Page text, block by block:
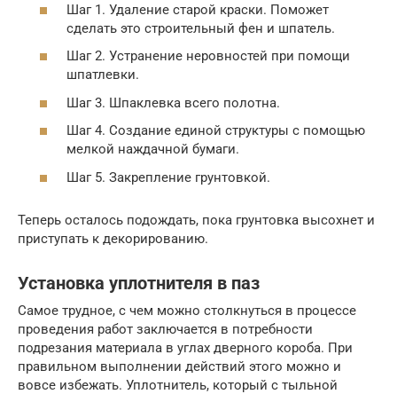
Шаг 1. Удаление старой краски. Поможет
сделать это строительный фен и шпатель.
Шаг 2. Устранение неровностей при помощи
шпатлевки.
Шаг 3. Шпаклевка всего полотна.
Шаг 4. Создание единой структуры с помощью
мелкой наждачной бумаги.
Шаг 5. Закрепление грунтовкой.
Теперь осталось подождать, пока грунтовка высохнет и
приступать к декорированию.
Установка уплотнителя в паз
Самое трудное, с чем можно столкнуться в процессе
проведения работ заключается в потребности
подрезания материала в углах дверного короба. При
правильном выполнении действий этого можно и
вовсе избежать. Уплотнитель, который с тыльной